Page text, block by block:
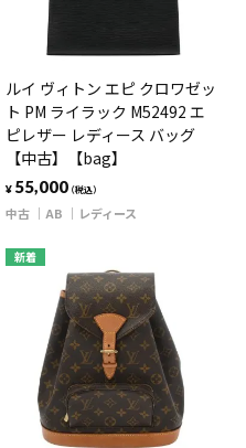
ルイ ヴィトン エピ クロワゼッ
ト PM ライラック M52492 エ
ピレザー レディース バッグ
【中古】【bag】
¥ 55,000（税込）
中古 AB レディース
新着